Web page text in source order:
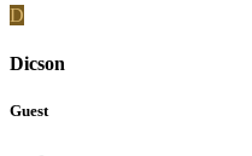
D
Dicson
Guest